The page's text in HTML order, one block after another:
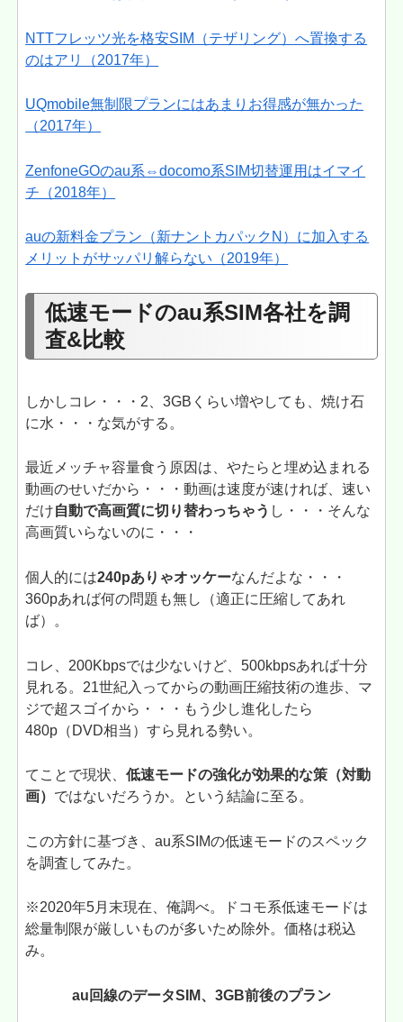
NTTフレッツ光を格安SIM（テザリング）へ置換する
のはアリ（2017年）
UQmobile無制限プランにはあまりお得感が無かった
（2017年）
ZenfoneGOのau系⇔docomo系SIM切替運用はイマイ
チ（2018年）
auの新料金プラン（新ナントカパックN）に加入する
メリットがサッパリ解らない（2019年）
低速モードのau系SIM各社を調
査&比較
しかしコレ・・・2、3GBくらい増やしても、焼け石
に水・・・な気がする。
最近メッチャ容量食う原因は、やたらと埋め込まれる
動画のせいだから・・・動画は速度が速ければ、速い
だけ自動で高画質に切り替わっちゃう し・・・そんな
高画質いらないのに・・・
個人的には240pありゃオッケーなんだよな・・・
360pあれば何の問題も無し（適正に圧縮してあれ
ば）。
コレ、200Kbpsでは少ないけど、500kbpsあれば十分
見れる。21世紀入ってからの動画圧縮技術の進歩、マ
ジで超スゴイから・・・もう少し進化したら
480p（DVD相当）すら見れる勢い。
てことで現状、低速モードの強化が効果的な策（対動
画） ではないだろうか。という結論に至る。
この方針に基づき、au系SIMの低速モードのスペック
を調査してみた。
※2020年5月末現在、俺調べ。ドコモ系低速モードは
総量制限が厳しいものが多いため除外。価格は税込
み。
au回線のデータSIM、3GB前後のプラン